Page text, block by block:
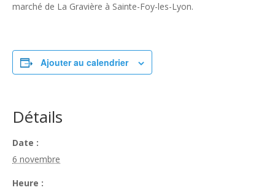
marché de La Gravière à Sainte-Foy-les-Lyon.
Ajouter au calendrier
Détails
Date :
6 novembre
Heure :